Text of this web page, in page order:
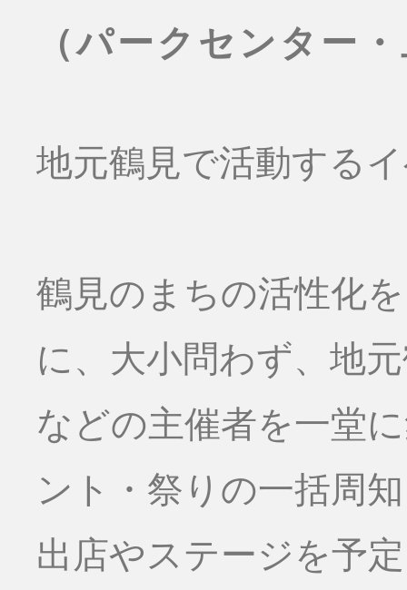
（パークセンター
地元鶴見で活動する
鶴見のまちの活性化
に、大小問わず、地
などの主催者を一堂
ント・祭りの一括周
出店やステージを予